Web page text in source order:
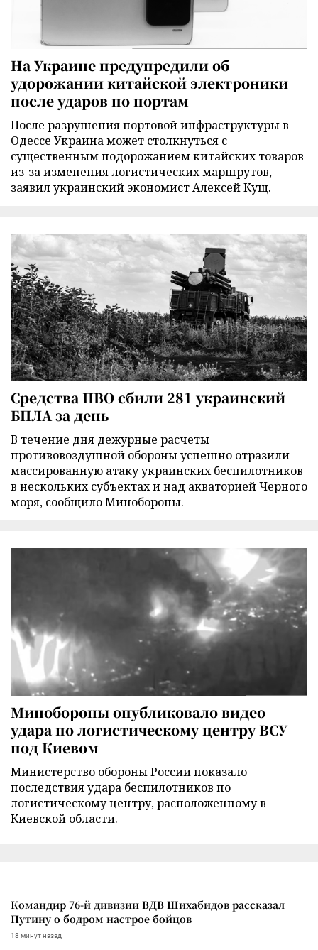
На Украине предупредили об
удорожании китайской электроники
после ударов по портам
После разрушения портовой инфраструктуры в
Одессе Украина может столкнуться с
существенным подорожанием китайских товаров
из-за изменения логистических маршрутов,
заявил украинский экономист Алексей Кущ.
Средства ПВО сбили 281 украинский
БПЛА за день
В течение дня дежурные расчеты
противовоздушной обороны успешно отразили
массированную атаку украинских беспилотников
в нескольких субъектах и над акваторией Черного
моря, сообщило Минобороны.
Минобороны опубликовало видео
удара по логистическому центру ВСУ
под Киевом
Министерство обороны России показало
последствия удара беспилотников по
логистическому центру, расположенному в
Киевской области.
Командир 76-й дивизии ВДВ Шихабидов рассказал
Путину о бодром настрое бойцов
18 минут назад